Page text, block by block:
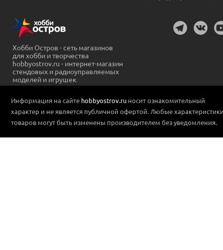
Хобби Остров - сеть магазинов
для хобби и творчества
hobbyostrov.ru - интернет-магазин
стендовых и радиоуправляемых
моделей и игрушек
Информация на сайте hobbyostrov.ru носит ознакомительный
характер и не является публичной офертой. Любые
товаров могут быть изменены производителем без уведомления.